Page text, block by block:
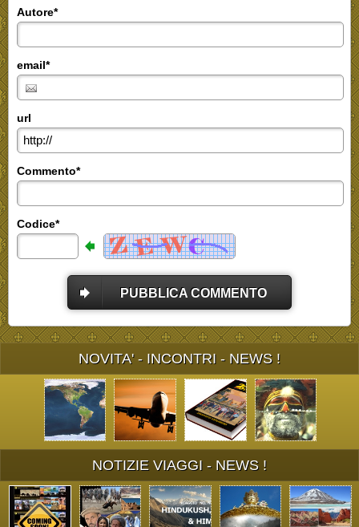
Autore*
email*
url
Commento*
Codice*
PUBBLICA COMMENTO
NOVITA' - INCONTRI - NEWS !
NOTIZIE VIAGGI - NEWS !